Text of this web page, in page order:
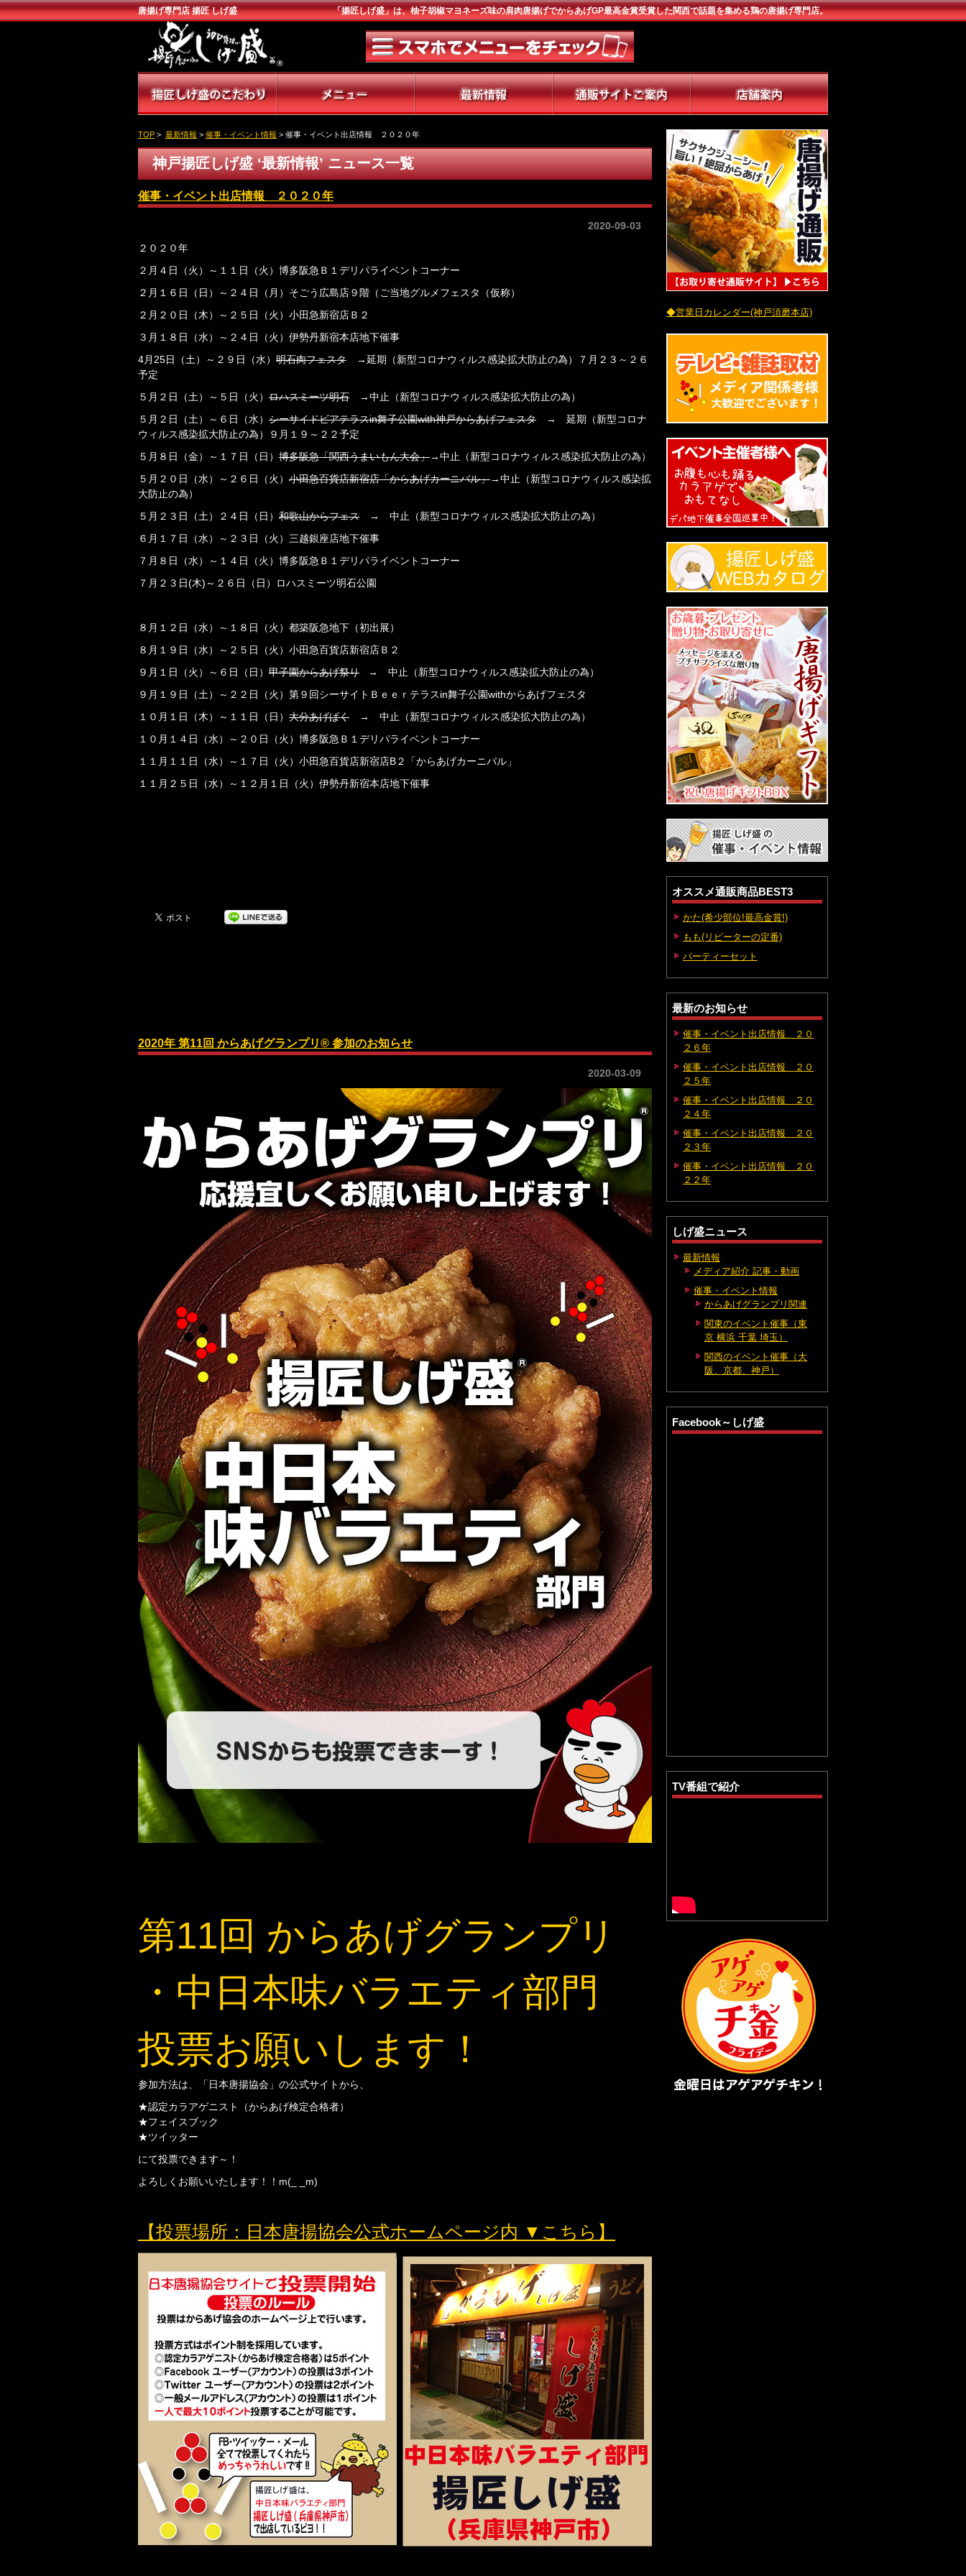
唐揚げ専門店 揚匠 しげ盛 「揚匠しげ盛」は、柚子胡椒マヨネーズ味の肩肉唐揚げでからあげGP最高金賞受賞した関西で話題を集める鶏の唐揚げ専門店。
TOP > 最新情報 > 催事・イベント情報 > 催事・イベント出店情報 ２０２０年
神戸揚匠しげ盛 ‘最新情報’ ニュース一覧
催事・イベント出店情報 ２０２０年
2020-09-03
２０２０年
２月４日（火）～１１日（火）博多阪急Ｂ１デリパライベントコーナー
２月１６日（日）～２４日（月）そごう広島店９階（ご当地グルメフェスタ（仮称）
２月２０日（木）～２５日（火）小田急新宿店Ｂ２
３月１８日（水）～２４日（火）伊勢丹新宿本店地下催事
4月25日（土）～２９日（水） 明石肉フェスタ →延期（新型コロナウィルス感染拡大防止の為）７月２３～２６
予定
５月２日（土）～５日（火） ロハスミーツ明石 →中止（新型コロナウィルス感染拡大防止の為）
５月２日（土）～６日（水） シーサイドビアテラスin舞子公園with神戸からあげフェスタ → 延期（新型コロナ
ウィルス感染拡大防止の為）９月１９～２２予定
５月８日（金）～１７日（日） 博多阪急「関西うまいもん大会」→中止（新型コロナウィルス感染拡大防止の為）
５月２０日（水）～２６日（火） 小田急百貨店新宿店「からあげカーニバル」→中止（新型コロナウィルス感染拡
大防止の為）
５月２３日（土）２４日（日） 和歌山からフェス → 中止（新型コロナウィルス感染拡大防止の為）
６月１７日（水）～２３日（火）三越銀座店地下催事
７月８日（水）～１４日（火）博多阪急Ｂ１デリパライベントコーナー
７月２３日(木)～２６日（日）ロハスミーツ明石公園
８月１２日（水）～１８日（火）都築阪急地下（初出展）
８月１９日（水）～２５日（火）小田急百貨店新宿店Ｂ２
９月１日（火）～６日（日） 甲子園からあげ祭り → 中止（新型コロナウィルス感染拡大防止の為）
９月１９日（土）～２２日（火）第９回シーサイトＢｅｅｒテラスin舞子公園withからあげフェスタ
１０月１日（木）～１１日（日） 大分あげぱく → 中止（新型コロナウィルス感染拡大防止の為）
１０月１４日（水）～２０日（火）博多阪急Ｂ１デリパライベントコーナー
１１月１１日（水）～１７日（火）小田急百貨店新宿店B２「からあげカーニバル」
１１月２５日（水）～１２月１日（火）伊勢丹新宿本店地下催事
2020年 第11回 からあげグランプリ® 参加のお知らせ
2020-03-09
第11回 からあげグランプリ
・中日本味バラエティ部門
投票お願いします！
参加方法は、「日本唐揚協会」の公式サイトから、
★認定カラアゲニスト（からあげ検定合格者）
★フェイスブック
★ツイッター
にて投票できます～！
よろしくお願いいたします！！m(_ _m)
【投票場所：日本唐揚協会公式ホームページ内 ▼こちら】
◆営業日カレンダー(神戸須磨本店)
オススメ通販商品BEST3
かた(希少部位!最高金賞!)
もも(リピーターの定番)
パーティーセット
最新のお知らせ
催事・イベント出店情報 ２０
２６年
催事・イベント出店情報 ２０
２５年
催事・イベント出店情報 ２０
２４年
催事・イベント出店情報 ２０
２３年
催事・イベント出店情報 ２０
２２年
しげ盛ニュース
最新情報
メディア紹介 記事・動画
催事・イベント情報
からあげグランプリ関連
関東のイベント催事（東
京 横浜 千葉 埼玉）
関西のイベント催事（大
阪、京都、神戸）
Facebook～しげ盛
TV番組で紹介